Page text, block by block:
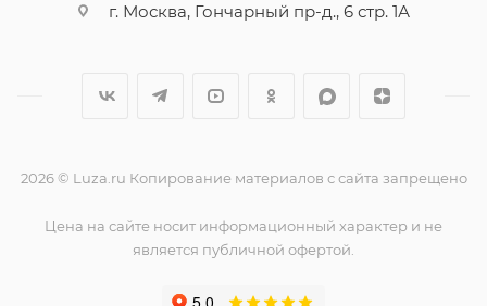
г. Москва, Гончарный пр-д., 6 стр. 1А
2026 © Luza.ru Копирование материалов с сайта запрещено
Цена на сайте носит информационный характер и не
является публичной офертой.